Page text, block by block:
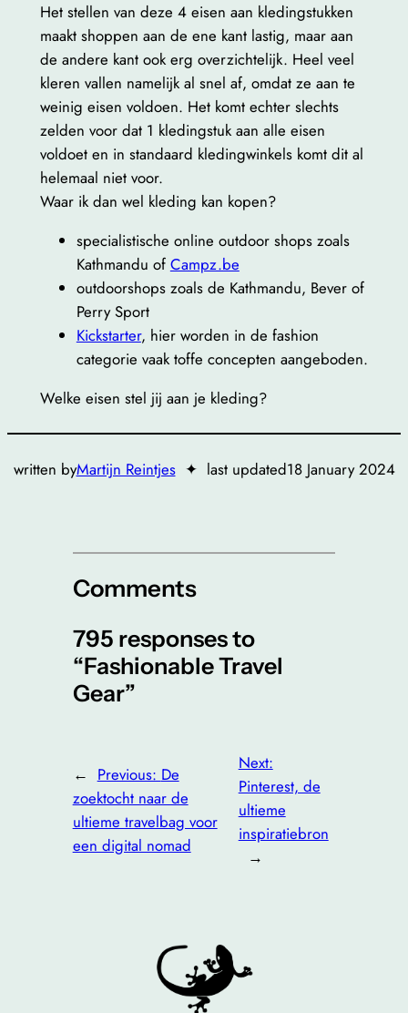
Het stellen van deze 4 eisen aan kledingstukken
maakt shoppen aan de ene kant lastig, maar aan
de andere kant ook erg overzichtelijk. Heel veel
kleren vallen namelijk al snel af, omdat ze aan te
weinig eisen voldoen. Het komt echter slechts
zelden voor dat 1 kledingstuk aan alle eisen
voldoet en in standaard kledingwinkels komt dit al
helemaal niet voor.
Waar ik dan wel kleding kan kopen?
specialistische online outdoor shops zoals
Kathmandu of Campz.be
outdoorshops zoals de Kathmandu, Bever of
Perry Sport
Kickstarter, hier worden in de fashion
categorie vaak toffe concepten aangeboden.
Welke eisen stel jij aan je kleding?
written byMartijn Reintjes ✦ last updated18 January 2024
Comments
795 responses to
“Fashionable Travel
Gear”
← Previous: De
zoektocht naar de
ultieme travelbag voor
een digital nomad
Next:
Pinterest, de
ultieme
inspiratiebron
→